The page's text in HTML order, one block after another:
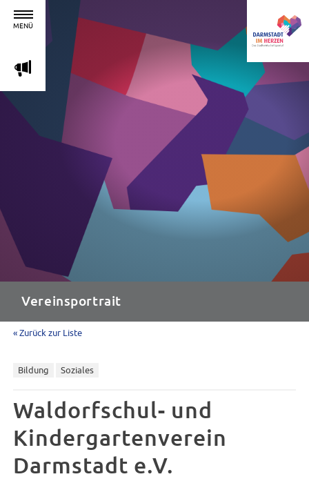
MENÜ
m
Vereinsportrait
« Zurück zur Liste
Bildung Soziales
Waldorfschul- und
Kindergartenverein
Darmstadt e.V.